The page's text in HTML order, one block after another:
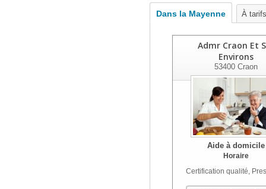
Dans la Mayenne À
Admr Craon Et
Environs
53400 Craon
Aide à domicile
Horaire
Certification qualité,